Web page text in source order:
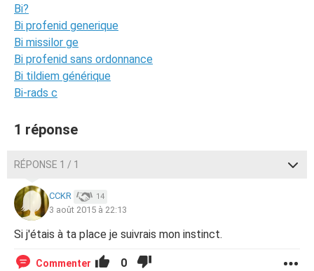
Bi?
Bi profenid generique
Bi missilor ge
Bi profenid sans ordonnance
Bi tildiem générique
Bi-rads c
1 réponse
RÉPONSE 1 / 1
CCKR 14
3 août 2015 à 22:13
Si j'étais à ta place je suivrais mon instinct.
Commenter 0